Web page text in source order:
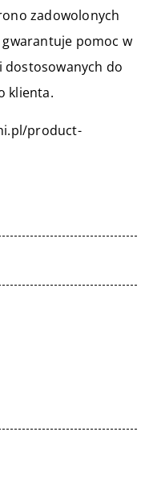
zadowolonych
pomoc w
do
klienta.
product-